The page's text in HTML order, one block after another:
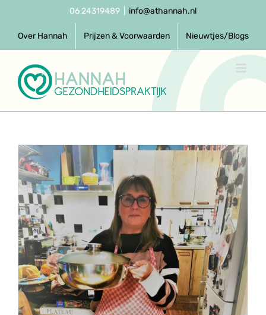
06 24319489 info@athannah.nl
Over Hannah Prijzen & Voorwaarden Nieuwtjes/Blogs